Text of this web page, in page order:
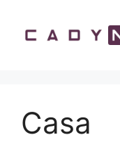
contenuto
Casa